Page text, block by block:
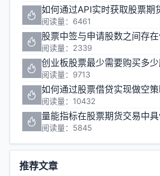
如何通过API实时获取股票期
阅读量：6461
股票中签与申请股数之间存
阅读量：2339
创业板股票最少需要购买多
阅读量：9713
如何通过股票借贷实现做空
阅读量：10432
量能指标在股票期货交易中
阅读量：5845
推荐文章